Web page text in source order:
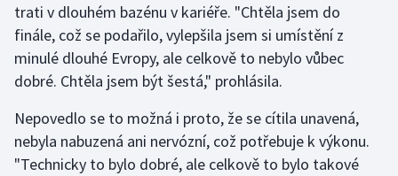
Judo
Krasobruslení
Lezení
Lyže a snowboard
trati v dlouhém bazénu v kariéře. "Chtěla jsem do
finále, což se podařilo, vylepšila jsem si umístění z
minulé dlouhé Evropy, ale celkově to nebylo vůbec
dobré. Chtěla jsem být šestá," prohlásila.
Nepovedlo se to možná i proto, že se cítila unavená,
nebyla nabuzená ani nervózní, což potřebuje k výkonu.
"Technicky to bylo dobré, ale celkově to bylo takové